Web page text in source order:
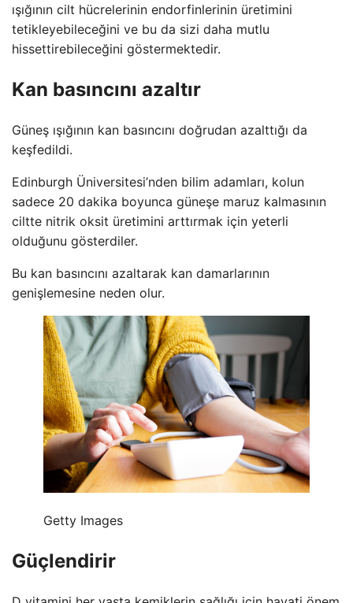
ışığının cilt hücrelerinin endorfinlerinin üretimini
tetikleyebileceğini ve bu da sizi daha mutlu
hissettirebileceğini göstermektedir.
Kan basıncını azaltır
Güneş ışığının kan basıncını doğrudan azalttığı da
keşfedildi.
Edinburgh Üniversitesi’nden bilim adamları, kolun
sadece 20 dakika boyunca güneşe maruz kalmasının
ciltte nitrik oksit üretimini arttırmak için yeterli
olduğunu gösterdiler.
Bu kan basıncını azaltarak kan damarlarının
genişlemesine neden olur.
Getty Images
Güçlendirir